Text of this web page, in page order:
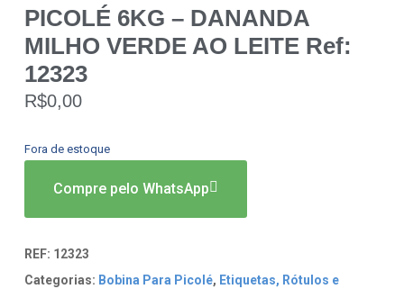
PICOLÉ 6KG – DANANDA
MILHO VERDE AO LEITE Ref:
12323
R$0,00
Fora de estoque
Compre pelo WhatsApp
REF: 12323
Categorias: Bobina Para Picolé, Etiquetas, Rótulos e